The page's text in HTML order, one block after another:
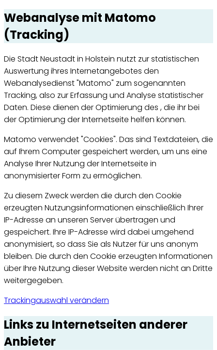
Webanalyse mit Matomo
(Tracking)
Die Stadt Neustadt in Holstein nutzt zur statistischen
Auswertung ihres Internetangebotes den
Webanalysedienst "Matomo" zum sogenannten
Tracking, also zur Erfassung und Analyse statistischer
Daten. Diese dienen der Optimierung des , die ihr bei
der Optimierung der Internetseite helfen können.
Matomo verwendet "Cookies". Das sind Textdateien, die
auf Ihrem Computer gespeichert werden, um uns eine
Analyse Ihrer Nutzung der Internetseite in
anonymisierter Form zu ermöglichen.
Zu diesem Zweck werden die durch den Cookie
erzeugten Nutzungsinformationen einschließlich Ihrer
IP-Adresse an unseren Server übertragen und
gespeichert. Ihre IP-Adresse wird dabei umgehend
anonymisiert, so dass Sie als Nutzer für uns anonym
bleiben. Die durch den Cookie erzeugten Informationen
über Ihre Nutzung dieser Website werden nicht an Dritte
weitergegeben.
Trackingauswahl verändern
Links zu Internetseiten anderer
Anbieter